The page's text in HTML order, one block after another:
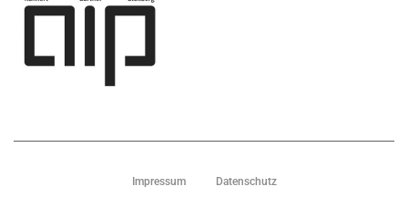
Impressum Datenschutz